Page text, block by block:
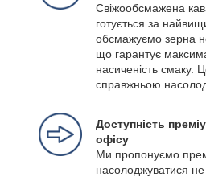
Свіжообсмажена
готується за
обсмажуємо зерна
що гарантує
насиченість смаку.
справжньою
Доступність
офісу
Ми пропонуємо
насолоджуватися